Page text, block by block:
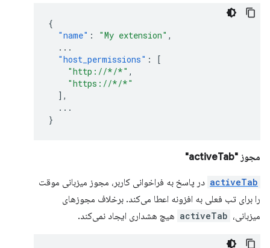
{
"name" : "My extension" ,
...
"host_permissions" :
[
"http://*/*" ,
"https://*/*"
],
...
}
مجوز "activeTab"
activeTab در پاسخ به فراخوانی کاربر، مجوز میزبانی موقت
را برای تب فعلی به افزونه اعطا می‌کند. برخلاف مجوزهای
میزبانی، activeTab هیچ هشداری ایجاد نمی‌کند.